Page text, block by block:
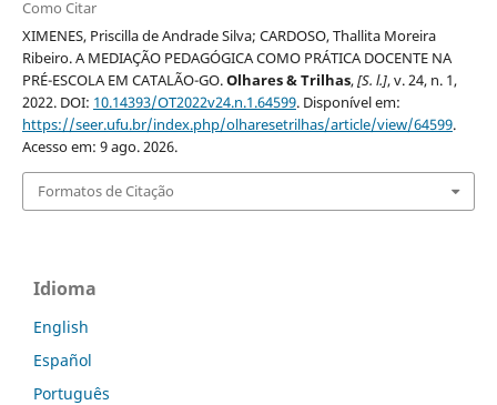
Como Citar
XIMENES, Priscilla de Andrade Silva; CARDOSO, Thallita Moreira
Ribeiro. A MEDIAÇÃO PEDAGÓGICA COMO PRÁTICA DOCENTE NA
PRÉ-ESCOLA EM CATALÃO-GO.Olhares & Trilhas,[S. l.], v. 24, n. 1,
2022. DOI: 10.14393/OT2022v24.n.1.64599. Disponível em:
https://seer.ufu.br/index.php/olharesetrilhas/article/view/64599.
Acesso em: 9 ago. 2026.
Formatos de Citação
Idioma
English
Español
Português